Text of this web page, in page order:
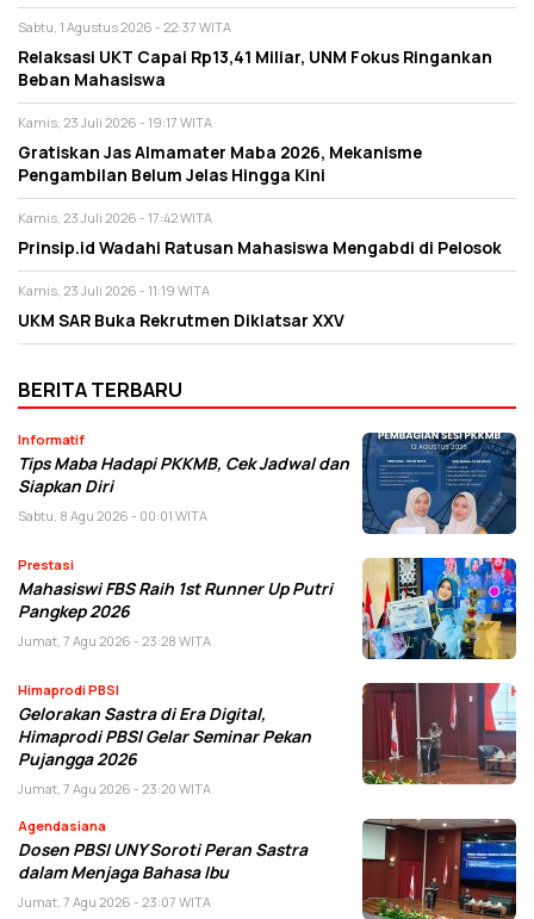
Sabtu, 1 Agustus 2026 - 22:37 WITA
Relaksasi UKT Capai Rp13,41 Miliar, UNM Fokus Ringankan
Beban Mahasiswa
Kamis, 23 Juli 2026 - 19:17 WITA
Gratiskan Jas Almamater Maba 2026, Mekanisme
Pengambilan Belum Jelas Hingga Kini
Kamis, 23 Juli 2026 - 17:42 WITA
Prinsip.id Wadahi Ratusan Mahasiswa Mengabdi di Pelosok
Kamis, 23 Juli 2026 - 11:19 WITA
UKM SAR Buka Rekrutmen Diklatsar XXV
BERITA TERBARU
Informatif
Tips Maba Hadapi PKKMB, Cek Jadwal dan
Siapkan Diri
Sabtu, 8 Agu 2026 - 00:01 WITA
Prestasi
Mahasiswi FBS Raih 1st Runner Up Putri
Pangkep 2026
Jumat, 7 Agu 2026 - 23:28 WITA
Himaprodi PBSI
Gelorakan Sastra di Era Digital,
Himaprodi PBSI Gelar Seminar Pekan
Pujangga 2026
Jumat, 7 Agu 2026 - 23:20 WITA
Agendasiana
Dosen PBSI UNY Soroti Peran Sastra
dalam Menjaga Bahasa Ibu
Jumat, 7 Agu 2026 - 23:07 WITA